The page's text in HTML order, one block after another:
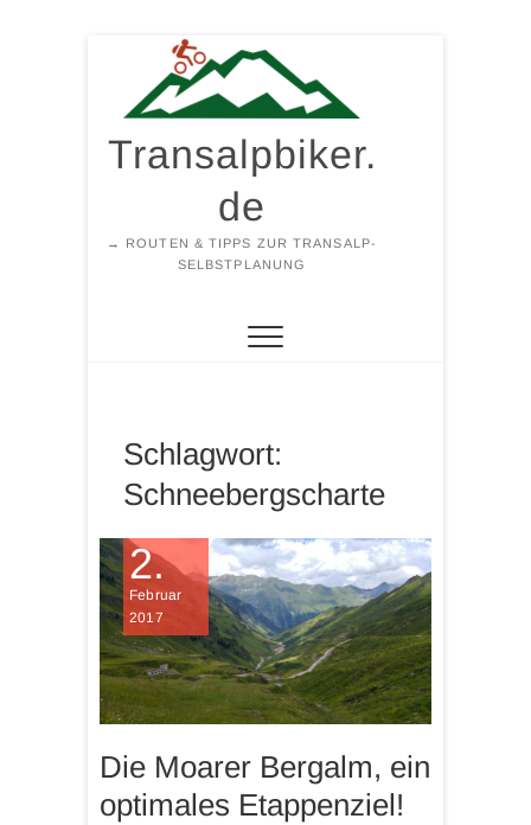
springen
Transalpbiker.
de
→ ROUTEN & TIPPS ZUR TRANSALP-
SELBSTPLANUNG
Schlagwort:
Schneebergscharte
2.
Februar
2017
Die Moarer Bergalm, ein
optimales Etappenziel!